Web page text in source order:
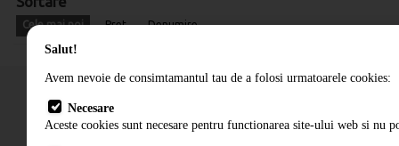
Cele mai noi Pret Denumire
Salut!
Avem nevoie de consimtamantul tau de a folosi urmatoarele cookies:
Necesare
Aceste cookies sunt necesare pentru functionarea site-ului web si nu